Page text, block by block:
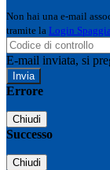
Non hai una e-mail
tramite la Login
E-mail inviata, si
Errore
Chiudi
Successo
Chiudi